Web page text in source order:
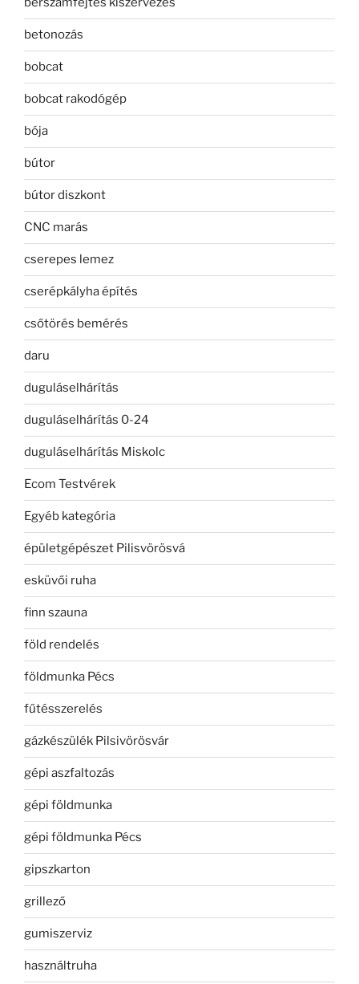
betonozás
bobcat
bobcat rakodógép
bója
bútor
bútor diszkont
CNC marás
cserepes lemez
cserépkályha építés
csőtörés bemérés
daru
duguláselhárítás
duguláselhárítás 0-24
duguláselhárítás Miskolc
Ecom Testvérek
Egyéb kategória
épületgépészet Pilisvörösvá
esküvői ruha
finn szauna
föld rendelés
földmunka Pécs
fűtésszerelés
gázkészülék Pilsivörösvár
gépi aszfaltozás
gépi földmunka
gépi földmunka Pécs
gipszkarton
grillező
gumiszerviz
használtruha